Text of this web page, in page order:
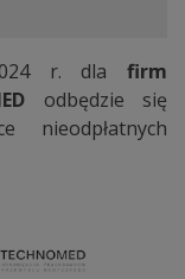
r. dla firm
odbędzie się
nieodpłatnych